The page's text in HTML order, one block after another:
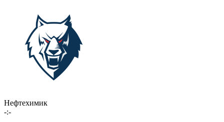
Нефтехимик
-:-